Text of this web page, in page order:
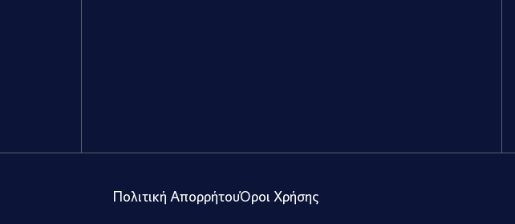
Πολιτική ΑπορρήτουΌροι Χρήσης